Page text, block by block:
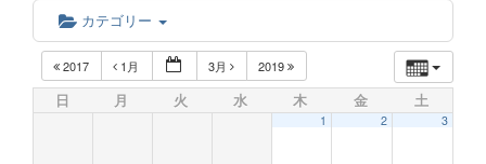
カテゴリー
2017 1月 3月 2019
日 月 火 水 木 金 土
1 2 3